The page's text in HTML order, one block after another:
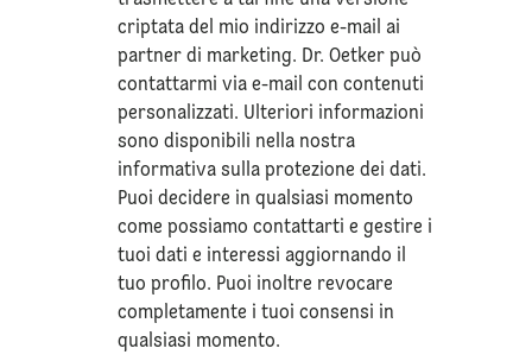
criptata del mio indirizzo e-mail ai
partner di marketing. Dr. Oetker può
contattarmi via e-mail con contenuti
personalizzati. Ulteriori informazioni
sono disponibili nella nostra
informativa sullaprotezione dei dati.
Puoi decidere in qualsiasi momento
come possiamo contattarti e gestire i
tuoi dati e interessi aggiornando il
tuo profilo. Puoi inoltre revocare
completamente i tuoi consensi in
qualsiasi momento.